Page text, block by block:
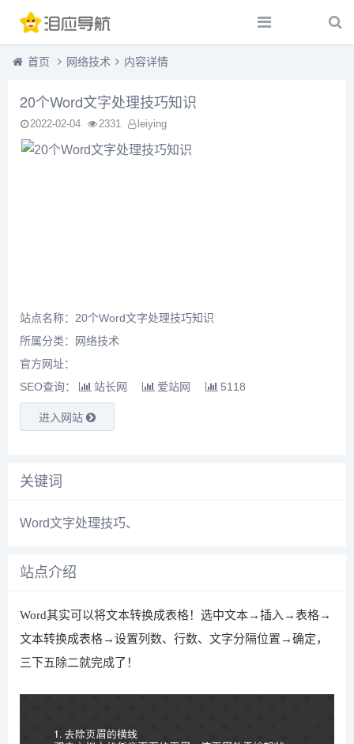
首页 网络技术 内容详情
20个Word文字处理技巧知识
2022-02-04 2331 leiying
站点名称：20个Word文字处理技巧知识
所属分类：
网络技术
官方网址：
SEO查询：
站长网 爱站网 5118
进入网站
关键词
Word文字处理技巧、
站点介绍
Word其实可以将文本转换成表格！选中文本→插入→表格→
文本转换成表格→设置列数、行数、文字分隔位置→确定，
三下五除二就完成了！